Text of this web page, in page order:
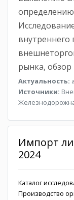
определению
внутреннего
рынка,
Актуальность:
Источники:
Импорт
2024
Каталог
Производство